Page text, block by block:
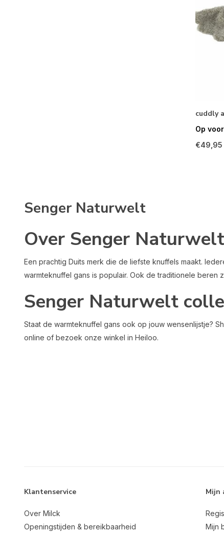
cuddly
Op
€49,95
Senger Naturwelt
Over Senger Naturwelt
Een prachtig Duits merk die de liefste knuffels maakt.
warmteknuffel gans is populair. Ook de traditionele beren
Senger Naturwelt
Staat de warmteknuffel gans ook op jouw wensenlijstje?
online of bezoek onze winkel in Heiloo.
Klantenservice
Over Milck
Openingstijden & bereikbaarheid
Mijn
Mijn